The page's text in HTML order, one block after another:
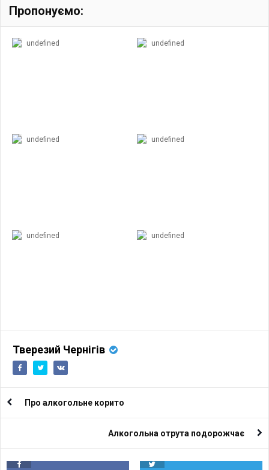
Пропонуємо:
undefined undefined
undefined undefined
undefined undefined
Тверезий Чернігів
Про алкогольне корито
Алкогольна отрута подорожчає